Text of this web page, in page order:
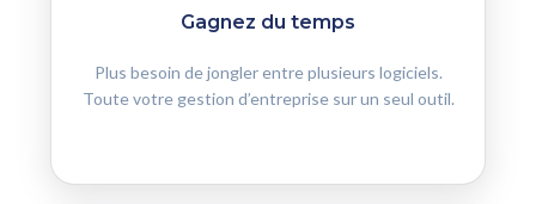
Gagnez du temps
Plus besoin de jongler entre plusieurs logiciels.
Toute votre gestion d’entreprise sur un seul outil.